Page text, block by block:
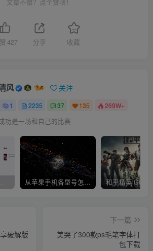
文章不错？点个赞呗！
427 分享 收藏
风 关注
1 2235 37 135 269W+
功是一场和自己的比赛
插件平刷教程 从苹果手机各型号怎么越狱到怎么开科技完整教程
破解版
下一篇
美哭了300款ps毛笔字体打
包下载